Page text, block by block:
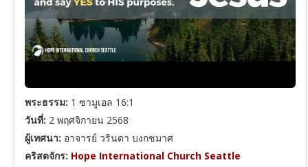
สดุดี
สุภาษิต
ปัญญาจารย์
เพลงซาโลมอน
พระธรรม: 1 ซามูเอล 16:1
วันที่: 2 พฤศจิกายน 2568
ผู้เทศนา: อาจารย์ วรินดา บงกชมาศ
คริสตจักร: Hope International Church Seattle